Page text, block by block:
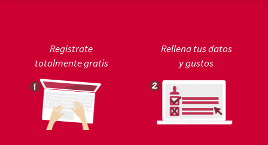
Regístrate
totalmente gratis
Rellena tus datos
y gustos